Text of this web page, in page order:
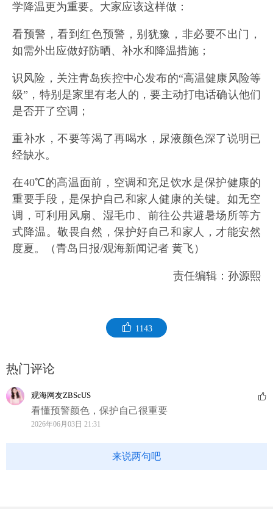
学降温更为重要。大家应该这样做：
看预警，看到红色预警，别犹豫，非必要不出门，
如需外出应做好防晒、补水和降温措施；
识风险，关注青岛疾控中心发布的“高温健康风险等
级”，特别是家里有老人的，要主动打电话确认他们
是否开了空调；
重补水，不要等渴了再喝水，尿液颜色深了说明已
经缺水。
在40℃的高温面前，空调和充足饮水是保护健康的
重要手段，是保护自己和家人健康的关键。如无空
调，可利用风扇、湿毛巾、前往公共避暑场所等方
式降温。敬畏自然，保护好自己和家人，才能安然
度夏。（青岛日报/观海新闻记者 黄飞）
责任编辑：孙源熙
1143
热门评论
观海网友ZBScUS
看懂预警颜色，保护自己很重要
2026年06月03日 21:31
来说两句吧